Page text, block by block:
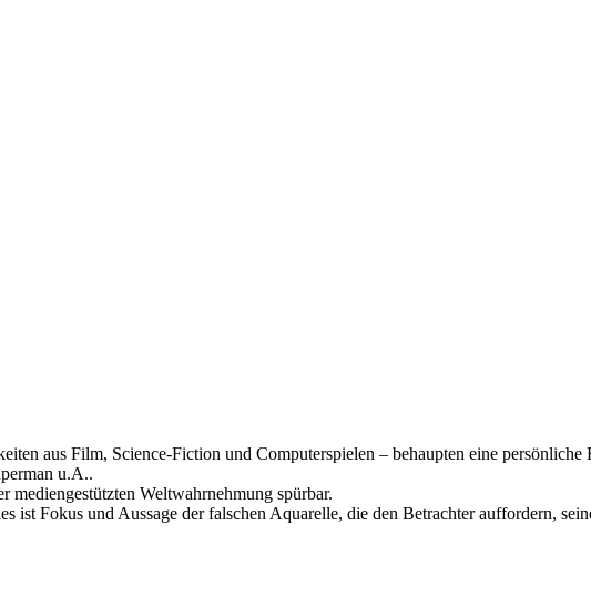
aus Film, Science-Fiction und Computerspielen – behaupten eine
u.A..
Weltwahrnehmung spürbar.
ist Fokus und Aussage der falschen Aquarelle, die den Betrachter auffordern,